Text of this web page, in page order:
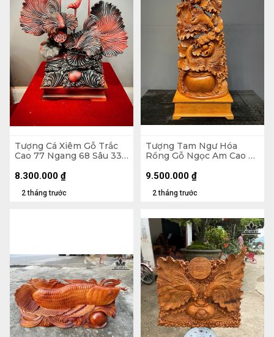
Tượng Cá Xiêm Gỗ Trắc
Cao 77 Ngang 68 Sâu 33
2 tháng trước
8.300.000 ₫
Tượng Tam Ngư Hóa
Rồng Gỗ Ngọc Am Cao Cả
(cm) - Kỷ Cao 15 (cm)
2 tháng trước
9.500.000 ₫